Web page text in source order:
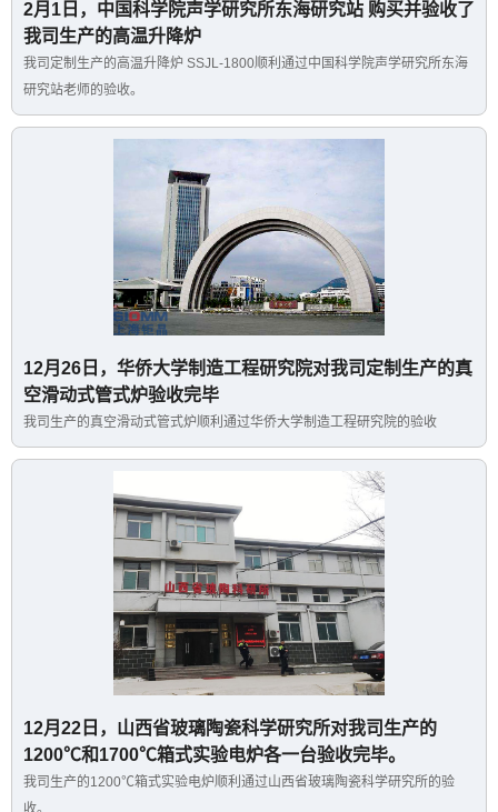
2月1日，中国科学院声学研究所东海研究站 购买并验收了
我司生产的高温升降炉
我司定制生产的高温升降炉 SSJL-1800顺利通过中国科学院声学研究所东海
研究站老师的验收。
12月26日，华侨大学制造工程研究院对我司定制生产的真
空滑动式管式炉验收完毕
我司生产的真空滑动式管式炉顺利通过华侨大学制造工程研究院的验收
12月22日，山西省玻璃陶瓷科学研究所对我司生产的
1200℃和1700℃箱式实验电炉各一台验收完毕。
我司生产的1200℃箱式实验电炉顺利通过山西省玻璃陶瓷科学研究所的验